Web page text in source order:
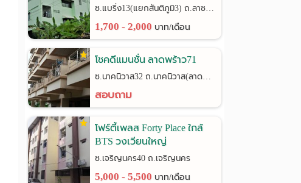
ซ.แบริ่ง13(แยกสันติภูมิ3) ถ.ลาซาล24
1,700 - 2,000 บาท/เดือน
โชคดีแมนชั่น ลาดพร้าว71
ซ.นาคนิวาส32 ถ.นาคนิวาส(ลาดพร้าว71)
สอบถาม
โฟร์ตี้เพลส Forty Place ใกล้
BTS วงเวียนใหญ่
ซ.เจริญนคร40 ถ.เจริญนคร
5,000 - 5,500 บาท/เดือน